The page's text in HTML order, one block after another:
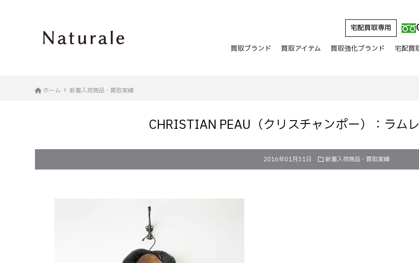
宅配買取専用
買取ブランド 買取アイテム 買取強化ブランド 宅配買
ホーム 新着入荷商品・買取実績
CHRISTIAN PEAU（クリスチャンポー）：ラム
2016年01月31日 新着入荷商品・買取実績